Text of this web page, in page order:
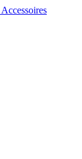
Accessoires